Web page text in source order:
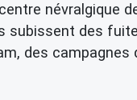
névralgique
des
des